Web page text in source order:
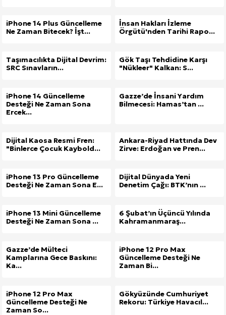
iPhone 14 Plus Güncelleme
Ne Zaman Bitecek? İşt...
İnsan Hakları İzleme
Örgütü'nden Tarihi Rapo...
Taşımacılıkta Dijital Devrim:
SRC Sınavların...
Gök Taşı Tehdidine Karşı
"Nükleer" Kalkan: S...
iPhone 14 Güncelleme
Desteği Ne Zaman Sona
Ercek...
Gazze’de İnsani Yardım
Bilmecesi: Hamas’tan ...
Dijital Kaosa Resmi Fren:
"Binlerce Çocuk Kaybold...
Ankara-Riyad Hattında Dev
Zirve: Erdoğan ve Pren...
iPhone 13 Pro Güncelleme
Desteği Ne Zaman Sona E...
Dijital Dünyada Yeni
Denetim Çağı: BTK’nın ...
iPhone 13 Mini Güncelleme
Desteği Ne Zaman Sona ...
6 Şubat’ın Üçüncü Yılında
Kahramanmaraş...
Gazze’de Mülteci
Kamplarına Gece Baskını:
Ka...
iPhone 12 Pro Max
Güncelleme Desteği Ne
Zaman Bi...
iPhone 12 Pro Max
Güncelleme Desteği Ne
Zaman So...
Gökyüzünde Cumhuriyet
Rekoru: Türkiye Havacıl...